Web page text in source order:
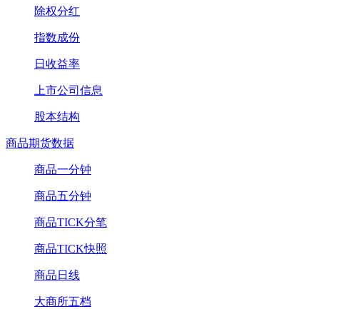
除权分红
指数成份
日收益率
上市公司信息
股本结构
商品期货数据
商品一分钟
商品五分钟
商品TICK分笔
商品TICK快照
商品日线
大商所五档